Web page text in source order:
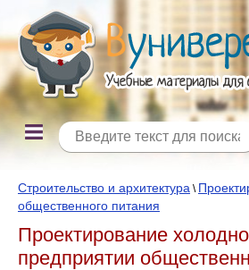
Строительство и архитектура \
общественного питания
Проектирование
предприятии